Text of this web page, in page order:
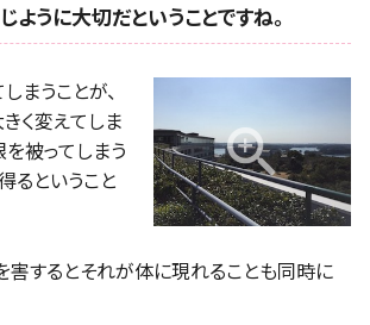
ように大切だということですね。
まうことが、
く変えてしま
を被ってしまう
るということ
害するとそれが体に現れることも同時に